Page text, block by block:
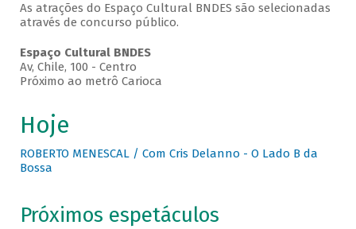
As atrações do Espaço Cultural BNDES são selecionadas
através de concurso público.
Espaço Cultural BNDES
Av, Chile, 100 - Centro
Próximo ao metrô Carioca
Hoje
ROBERTO MENESCAL / Com Cris Delanno - O Lado B da
Bossa
Próximos espetáculos